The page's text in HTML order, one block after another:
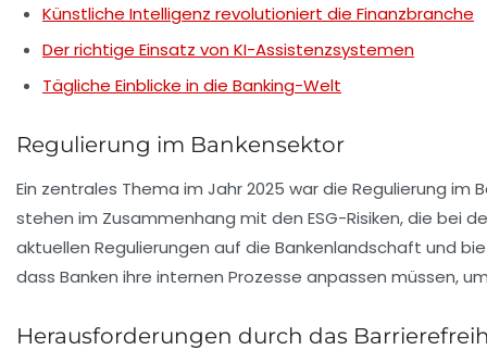
Künstliche Intelligenz revolutioniert die Finanzbranche
Der richtige Einsatz von KI-Assistenzsystemen
Tägliche Einblicke in die Banking-Welt
Regulierung im Bankensektor
Ein zentrales Thema im Jahr 2025 war die Regulierung im
stehen im Zusammenhang mit den ESG-Risiken, die bei
aktuellen Regulierungen auf die Bankenlandschaft und
dass Banken ihre internen Prozesse anpassen müssen,
Herausforderungen durch das